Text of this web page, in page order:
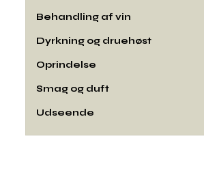
Behandling af vin
Dyrkning og druehøst
Oprindelse
Smag og duft
Udseende